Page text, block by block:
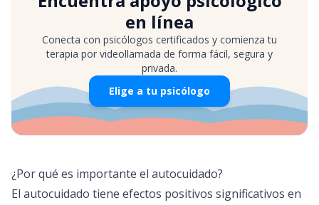
en línea
Conecta con psicólogos certificados y comienza tu
terapia por videollamada de forma fácil, segura y
privada.
Elige a tu psicólogo
¿Por qué es importante el autocuidado?
El autocuidado tiene efectos positivos significativos en